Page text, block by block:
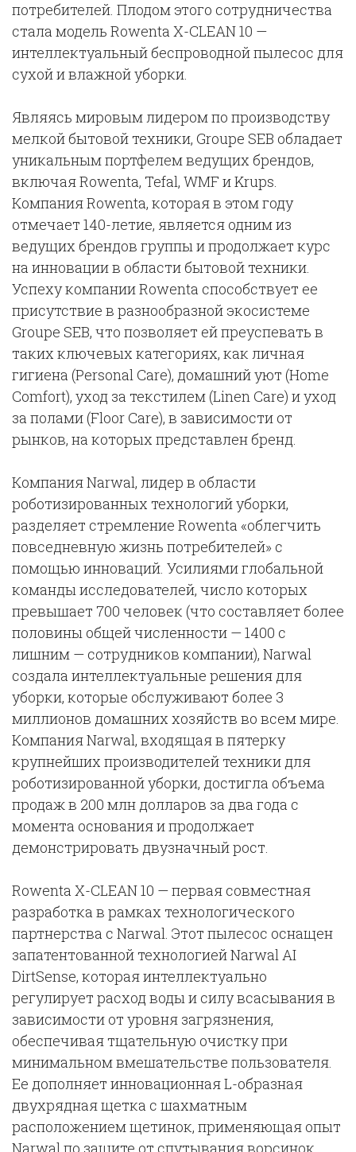
потребителей. Плодом этого сотрудничества
стала модель Rowenta X-CLEAN 10 —
интеллектуальный беспроводной пылесос для
сухой и влажной уборки.
Являясь мировым лидером по производству
мелкой бытовой техники, Groupe SEB обладает
уникальным портфелем ведущих брендов,
включая Rowenta, Tefal, WMF и Krups.
Компания Rowenta, которая в этом году
отмечает 140-летие, является одним из
ведущих брендов группы и продолжает курс
на инновации в области бытовой техники.
Успеху компании Rowenta способствует ее
присутствие в разнообразной экосистеме
Groupe SEB, что позволяет ей преуспевать в
таких ключевых категориях, как личная
гигиена (Personal Care), домашний уют (Home
Comfort), уход за текстилем (Linen Care) и уход
за полами (Floor Care), в зависимости от
рынков, на которых представлен бренд.
Компания Narwal, лидер в области
роботизированных технологий уборки,
разделяет стремление Rowenta «облегчить
повседневную жизнь потребителей» с
помощью инноваций. Усилиями глобальной
команды исследователей, число которых
превышает 700 человек (что составляет более
половины общей численности — 1400 с
лишним — сотрудников компании), Narwal
создала интеллектуальные решения для
уборки, которые обслуживают более 3
миллионов домашних хозяйств во всем мире.
Компания Narwal, входящая в пятерку
крупнейших производителей техники для
роботизированной уборки, достигла объема
продаж в 200 млн долларов за два года с
момента основания и продолжает
демонстрировать двузначный рост.
Rowenta X-CLEAN 10 — первая совместная
разработка в рамках технологического
партнерства с Narwal. Этот пылесос оснащен
запатентованной технологией Narwal AI
DirtSense, которая интеллектуально
регулирует расход воды и силу всасывания в
зависимости от уровня загрязнения,
обеспечивая тщательную очистку при
минимальном вмешательстве пользователя.
Ее дополняет инновационная L-образная
двухрядная щетка с шахматным
расположением щетинок, применяющая опыт
Narwal по защите от спутывания ворсинок.